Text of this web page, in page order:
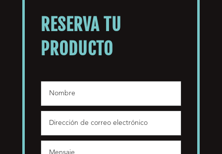
RESERVA TU
PRODUCTO